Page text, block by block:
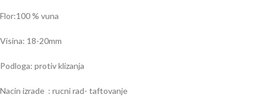
Flor:100 % vuna
Visina: 18-20mm
Podloga: protiv klizanja
Nacin izrade : rucni rad- taftovanje